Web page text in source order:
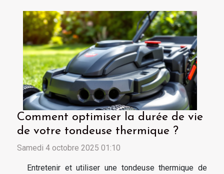
Comment optimiser la durée de vie
de votre tondeuse thermique ?
Samedi 4 octobre 2025 01:10
Entretenir et utiliser une tondeuse thermique de